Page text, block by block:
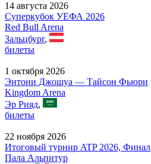
14 августа 2026
Суперкубок УЕФА 2026
Red Bull Arena
Зальцбург,
билеты
1 октября 2026
Энтони Джошуа — Тайсон Фьюри
Kingdom Arena
Эр Рияд,
билеты
22 ноября 2026
Итоговый турнир ATP 2026, Финал
Пала Альпитур